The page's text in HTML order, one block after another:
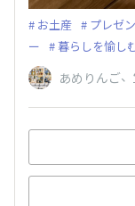
お土産 プレゼ
ー
暮らしを愉し
あめりんご、